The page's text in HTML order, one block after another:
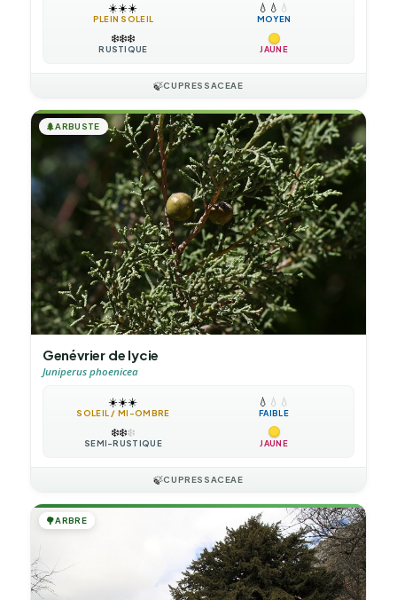
☀️☀️☀️
PLEIN SOLEIL
💧 💧 💧
MOYEN
❄️❄️❄️
RUSTIQUE JAUNE
🍃CUPRESSACEAE
🌲ARBUSTE
Genévrier de lycie
Juniperus phoenicea
☀️☀️☀️
SOLEIL / MI-OMBRE
💧 💧 💧
FAIBLE
❄️❄️❄️
SEMI-RUSTIQUE JAUNE
🍃CUPRESSACEAE
🌳ARBRE